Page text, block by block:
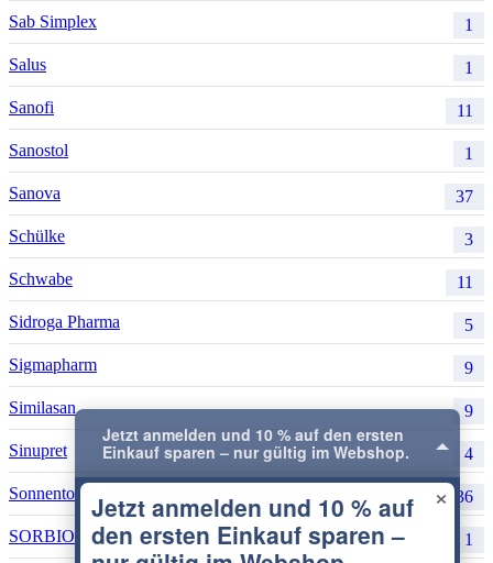
Datenschutz
Sab Simplex 1
Salus 1
Sanofi 11
Sanostol 1
Sanova 37
Schülke 3
Schwabe 11
Sidroga Pharma 5
Sigmapharm 9
Similasan 9
Sinupret 4
Sonnentor 36
SORBION AUSTRIA 1